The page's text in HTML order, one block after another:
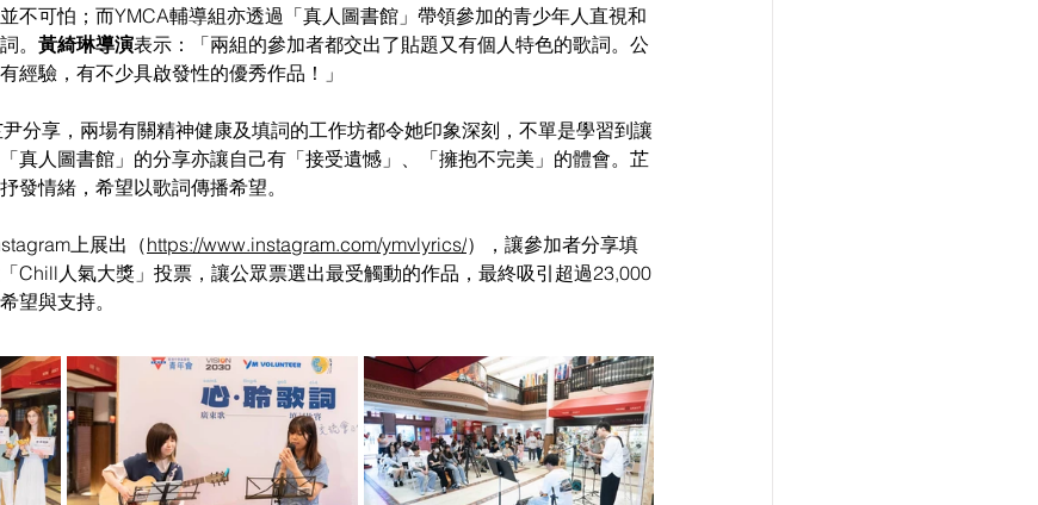
不可怕；而YMCA輔導組亦透過「真人圖書館」帶領參加的青少年人直視和
。 黃綺琳導演表示：「兩組的參加者都交出了貼題又有個人特色的歌詞。公
經驗，有不少具啟發性的優秀作品！」
真人圖書館」的分享亦讓自己有「接受遺憾」、「擁抱不完美」的體會。芷
發情緒，希望以歌詞傳播希望。
上展出（https://www.instagram.com/ymvlyrics/），讓參加者分享填
Chill人氣大獎」投票，讓公眾票選出最受觸動的作品，最終吸引超過23,000
望與支持。